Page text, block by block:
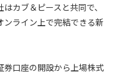
カブ＆ピースと共同で、
ンライン上で完結できる新
券口座の開設から上場株式